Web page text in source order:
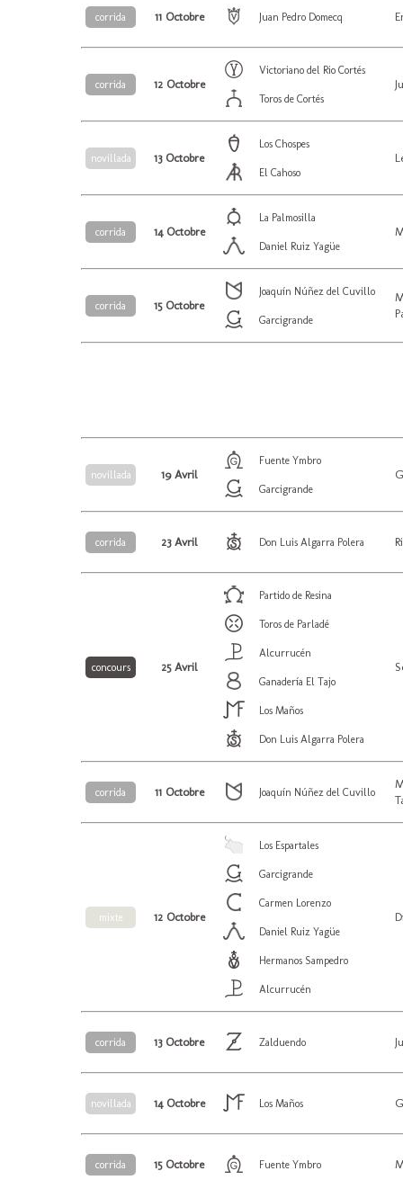
corrida 11 Octobre Juan Pedro Domecq
corrida 12 Octobre
Victoriano del Rio Cortés
Toros de Cortés
novillada 13 Octobre
Los Chospes
El Cahoso
corrida 14 Octobre
La Palmosilla
Daniel Ruiz Yagüe
corrida 15 Octobre
Joaquín Núñez del Cuvillo
Garcigrande
novillada 19 Avril
Fuente Ymbro
Garcigrande
corrida 23 Avril Don Luis Algarra Polera
concours 25 Avril
Partido de Resina
Toros de Parladé
Alcurrucén
Ganadería El Tajo
Los Maños
Don Luis Algarra Polera
corrida 11 Octobre Joaquín Núñez del Cuvillo
mixte 12 Octobre
Los Espartales
Garcigrande
Carmen Lorenzo
Daniel Ruiz Yagüe
Hermanos Sampedro
Alcurrucén
corrida 13 Octobre Zalduendo
novillada 14 Octobre Los Maños
corrida 15 Octobre Fuente Ymbro